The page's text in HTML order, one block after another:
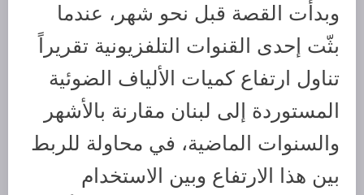
وبدأت القصة قبل نحو شهر، عندما
بثّت إحدى القنوات التلفزيونية تقريراً
تناول ارتفاع كميات الألياف الضوئية
المستوردة إلى لبنان مقارنة بالأشهر
والسنوات الماضية، في محاولة للربط
بين هذا الارتفاع وبين الاستخدام